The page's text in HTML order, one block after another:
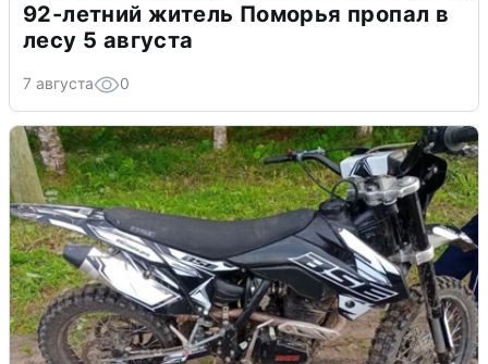
92-летний житель Поморья пропал в
лесу 5 августа
7 августа 0